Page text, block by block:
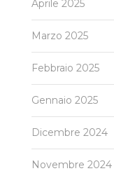
Aprile 2025
Marzo 2025
Febbraio 2025
Gennaio 2025
Dicembre 2024
Novembre 2024